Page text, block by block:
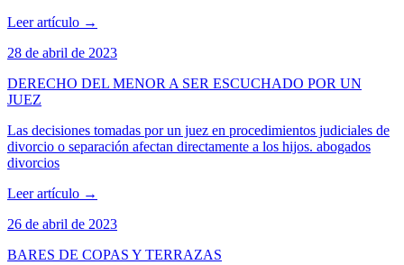
Leer artículo →
28 de abril de 2023
DERECHO DEL MENOR A SER ESCUCHADO POR UN
JUEZ
Las decisiones tomadas por un juez en procedimientos judiciales de
divorcio o separación afectan directamente a los hijos. abogados
divorcios
Leer artículo →
26 de abril de 2023
BARES DE COPAS Y TERRAZAS